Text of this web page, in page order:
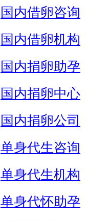
国内借卵咨询
国内借卵机构
国内捐卵助孕
国内捐卵中心
国内捐卵公司
单身代生咨询
单身代生机构
单身代怀助孕